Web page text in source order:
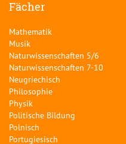
Fächer
Mathematik
Musik
Naturwissenschaften 5/6
Naturwissenschaften 7-10
Neugriechisch
Philosophie
Physik
Politische Bildung
Polnisch
Portugiesisch